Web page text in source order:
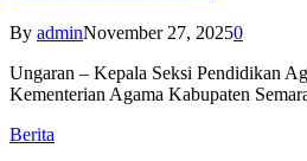
By adminNovember 27, 20250
Ungaran – Kepala Seksi Pendidikan
Kementerian Agama Kabupaten
Berita